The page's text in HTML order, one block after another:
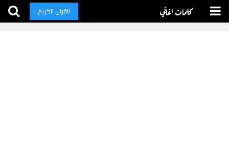
كلمات اغاني القران الكريم